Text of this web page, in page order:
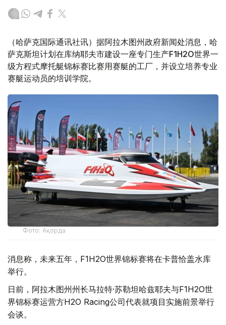
（哈萨克国际通讯社讯）据阿拉木图州政府新闻处消息，哈
萨克斯坦计划在库纳耶夫市建设一座专门生产F1H2O世界一
级方程式摩托艇锦标赛比赛用赛艇的工厂，并设立培养专业
赛艇运动员的培训学院。
Фото: Ақорда
消息称，未来五年，F1H2O世界锦标赛将在卡普恰盖水库
举行。
日前，阿拉木图州州长马拉特·苏勒坦哈兹耶夫与F1H2O世
界锦标赛运营方H2O Racing公司代表就项目实施前景举行
会谈。